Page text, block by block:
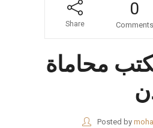
0
Comments
Share
محاماة
Posted by